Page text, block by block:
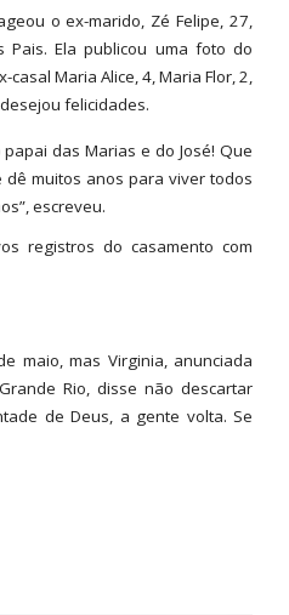
o ex-marido, Zé Felipe, 27,
Pais. Ela publicou uma foto do
Maria Alice, 4, Maria Flor, 2,
felicidades.
das Marias e do José! Que
muitos anos para viver todos
escreveu.
registros do casamento com
maio, mas Virginia, anunciada
Rio, disse não descartar
de Deus, a gente volta. Se